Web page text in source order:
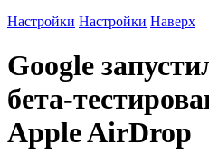
Настройки Настройки Наверх
Google
бета-
Apple AirDrop